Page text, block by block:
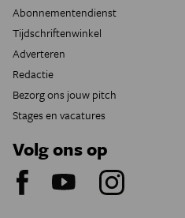
Abonnementendienst
Tijdschriftenwinkel
Adverteren
Redactie
Bezorg ons jouw pitch
Stages en vacatures
Volg ons op